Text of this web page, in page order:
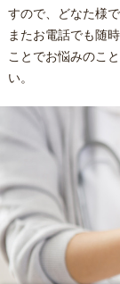
すので、どなた様
またお電話でも随
ことでお悩みのこ
い。